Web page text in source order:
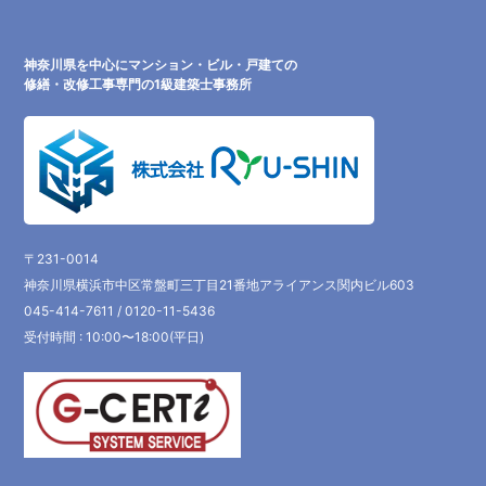
神奈川県を中心にマンション・ビル・戸建ての
修繕・改修工事専門の1級建築士事務所
〒231-0014
神奈川県横浜市中区常盤町三丁目21番地アライアンス関内ビル603
045-414-7611 / 0120-11-5436
受付時間 : 10:00〜18:00(平日)